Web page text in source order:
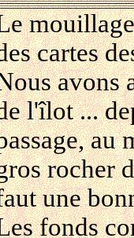
cartes
avons
l'îlot ...
au
rocher
une
fonds